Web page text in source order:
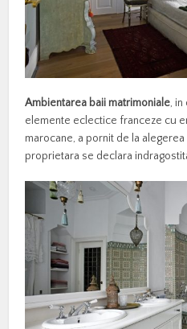
Ambientarea baii matrimoniale,
elemente eclectice franceze cu
marocane, a pornit de la
proprietara se declara